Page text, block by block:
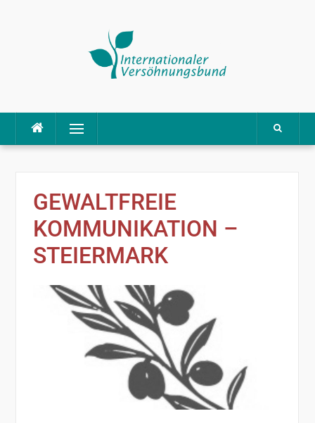
Inhalt
Menü
GEWALTFREIE
KOMMUNIKATION –
STEIERMARK